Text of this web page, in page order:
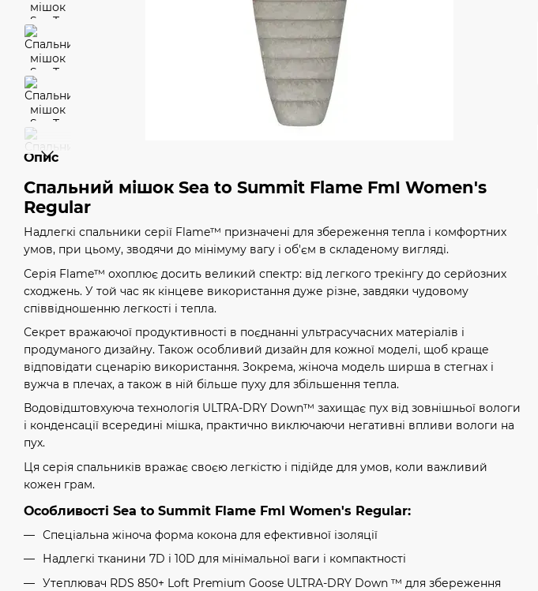
Опис
Спальний мішок Sea to Summit Flame FmI Women's
Regular
Надлегкі спальники серії Flame™ призначені для збереження тепла і комфортних
умов, при цьому, зводячи до мінімуму вагу і об'єм в складеному вигляді.
Серія Flame™ охоплює досить великий спектр: від легкого трекінгу до серйозних
сходжень. У той час як кінцеве використання дуже різне, завдяки чудовому
співвідношенню легкості і тепла.
Секрет вражаючої продуктивності в поєднанні ультрасучасних матеріалів і
продуманого дизайну. Також особливий дизайн для кожної моделі, щоб краще
відповідати сценарію використання. Зокрема, жіноча модель ширша в стегнах і
вужча в плечах, а також в ній більше пуху для збільшення тепла.
Водовідштовхуюча технологія ULTRA-DRY Down™ захищає пух від зовнішньої вологи
і конденсації всередині мішка, практично виключаючи негативні впливи вологи на
пух.
Ця серія спальників вражає своєю легкістю і підійде для умов, коли важливий
кожен грам.
Особливості Sea to Summit Flame FmI Women's Regular:
Спеціальна жіноча форма кокона для ефективної ізоляції
Надлегкі тканини 7D і 10D для мінімальної ваги і компактності
Утеплювач RDS 850+ Loft Premium Goose ULTRA-DRY Down ™ для збереження